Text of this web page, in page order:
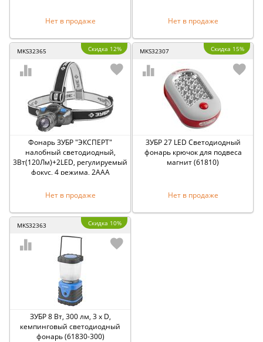
Нет в продаже Нет в продаже
MKS32365 Скидка 12%
Фонарь ЗУБР ″ЭКСПЕРТ″
налобный светодиодный,
3Вт(120Лм)+2LED, регулируемый
фокус, 4 режима, 2ААА
Нет в продаже
MKS32307 Скидка 15%
ЗУБР 27 LED Светодиодный
фонарь крючок для подвеса
магнит (61810)
Нет в продаже
MKS32363 Скидка 10%
ЗУБР 8 Вт, 300 лм, 3 x D,
кемпинговый светодиодный
фонарь (61830-300)